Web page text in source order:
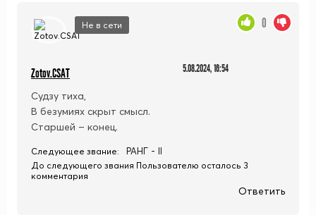
Не в сети
Zotov.CSAT 5.08.2024, 16:54
Судзу тиха,
В безумиях скрыт смысл.
Старшей – конец.
0
Следующее звание: РАНГ - II
До следующего звания Пользователю осталось 3
комментария
Ответить